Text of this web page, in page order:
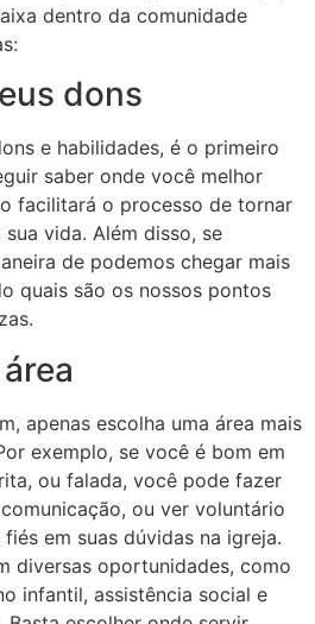
dentro da comunidade
dons
e habilidades, é o primeiro
saber onde você melhor
facilitará o processo de tornar
vida. Além disso, se
de podemos chegar mais
quais são os nossos pontos
apenas escolha uma área mais
exemplo, se você é bom em
ou falada, você pode fazer
ou ver voluntário
em suas dúvidas na igreja.
diversas oportunidades, como
infantil, assistência social e